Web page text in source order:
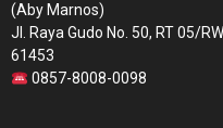
(Aby Marnos)
Jl. Raya Gudo No. 50, RT 05/
61453
0857-8008-0098